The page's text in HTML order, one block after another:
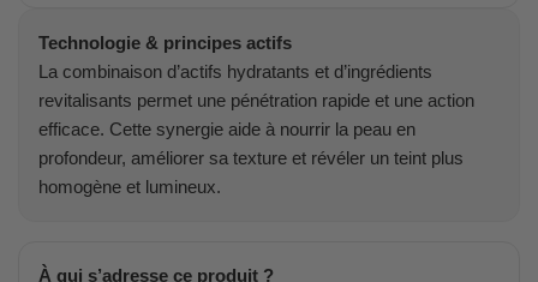
Technologie & principes actifs
La combinaison d’actifs hydratants et d’ingrédients
revitalisants permet une pénétration rapide et une action
efficace. Cette synergie aide à nourrir la peau en
profondeur, améliorer sa texture et révéler un teint plus
homogène et lumineux.
À qui s’adresse ce produit ?